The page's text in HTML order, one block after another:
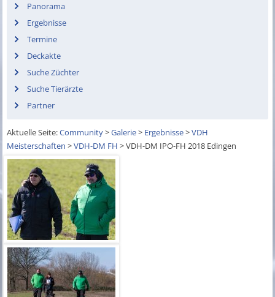
Panorama
Ergebnisse
Termine
Deckakte
Suche Züchter
Suche Tierärzte
Partner
Aktuelle Seite:Community>Galerie> Ergebnisse>VDH
Meisterschaften >VDH-DM FH >VDH-DM IPO-FH 2018 Edingen